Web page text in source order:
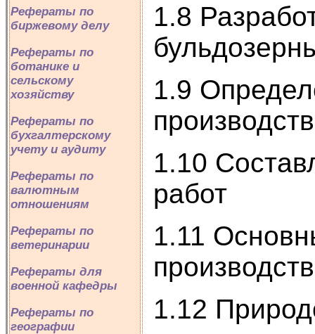
Рефераты по
биржевому делу
Рефераты по
ботанике и
сельскому
хозяйству
Рефераты по
бухгалтерскому
учету и аудиту
Рефераты по
валютным
отношениям
Рефераты по
ветеринарии
Рефераты для
военной кафедры
Рефераты по
географии
1.8
1.9
1.10
работ
1.11
1.12